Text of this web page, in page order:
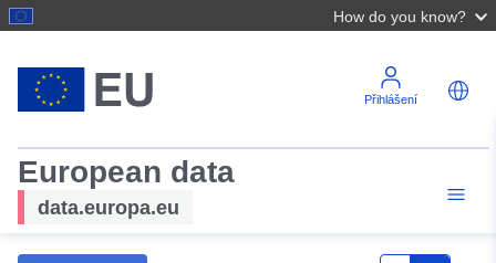
How do you know?
Přihlášení
European data
data.europa.eu